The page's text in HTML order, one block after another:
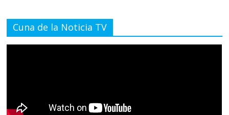
Cuna de la Noticia TV